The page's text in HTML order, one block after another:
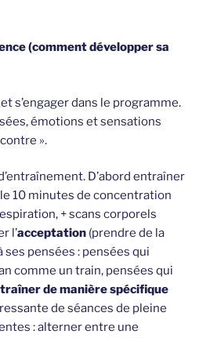
(comment développer sa
s’engager dans le programme.
émotions et sensations
».
D’abord entraîner
10 minutes de concentration
+ scans corporels
l’acceptation (prendre de la
pensées : pensées qui
comme un train, pensées qui
de manière spécifique
de séances de pleine
: alterner entre une